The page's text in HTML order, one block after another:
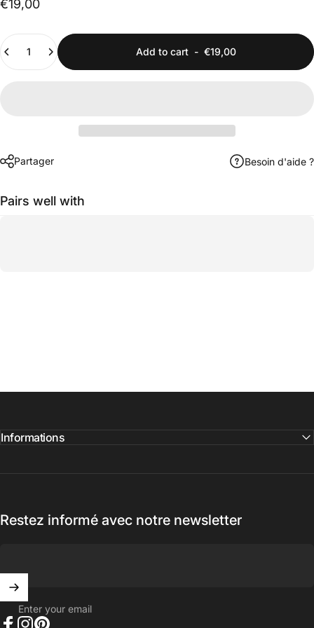
€19,00
Quantity
Add to cart- €19,00
Partager Besoin d'aide ?
Pairs well with
Informations
Restez informé avec notre newsletter
Enter your email